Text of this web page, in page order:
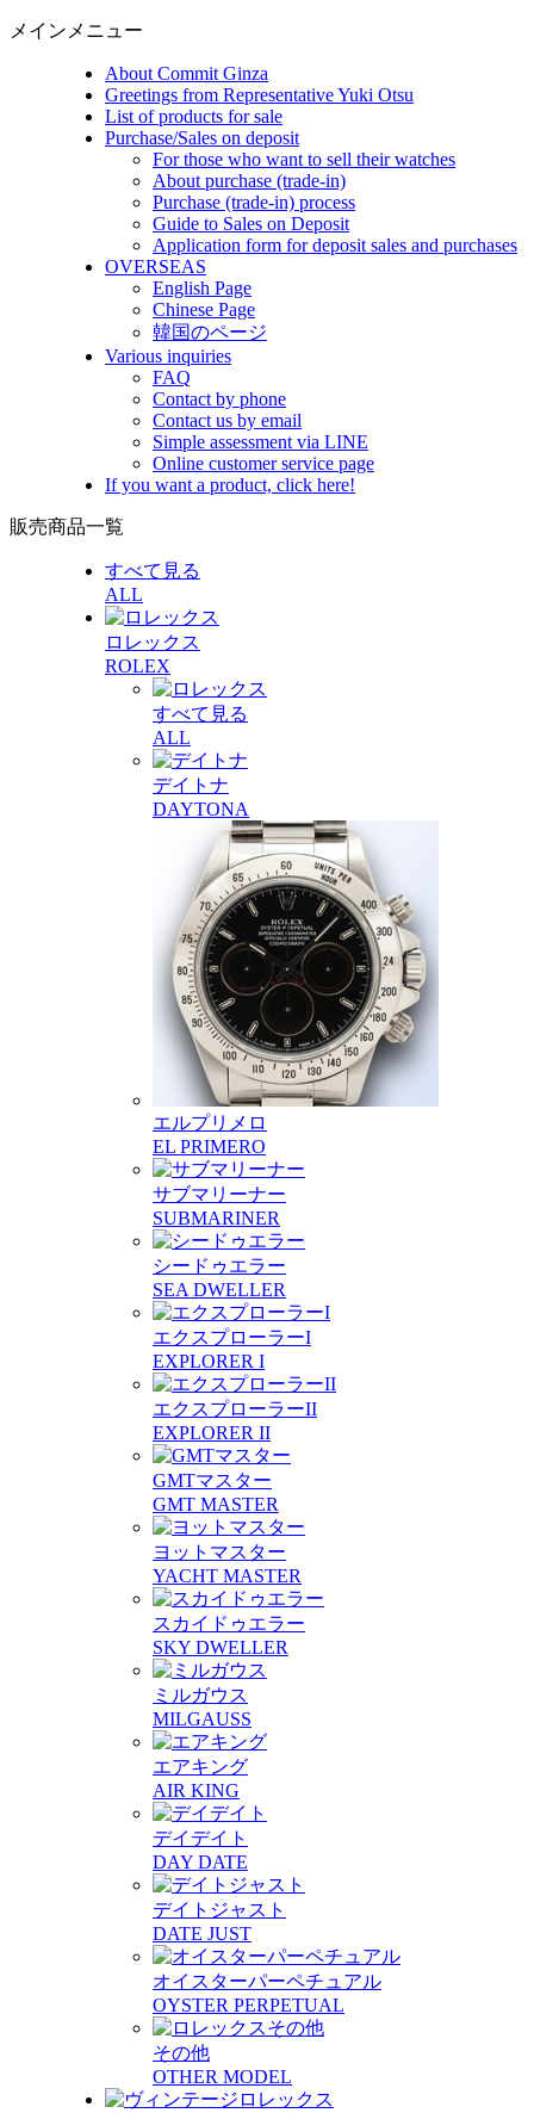
メインメニュー
About Commit Ginza
Greetings from Representative Yuki Otsu
List of products for sale
Purchase/Sales on deposit
For those who want to sell their watches
About purchase (trade-in)
Purchase (trade-in) process
Guide to Sales on Deposit
Application form for deposit sales and purchases
OVERSEAS
English Page
Chinese Page
韓国のページ
Various inquiries
FAQ
Contact by phone
Contact us by email
Simple assessment via LINE
Online customer service page
If you want a product, click here!
販売商品一覧
すべて見る
ALL
ロレックス
ROLEX
すべて見る
ALL
デイトナ
DAYTONA
エルプリメロ
EL PRIMERO
サブマリーナー
SUBMARINER
シードゥエラー
SEA DWELLER
エクスプローラーI
EXPLORER I
エクスプローラーII
EXPLORER II
GMTマスター
GMT MASTER
ヨットマスター
YACHT MASTER
スカイドゥエラー
SKY DWELLER
ミルガウス
MILGAUSS
エアキング
AIR KING
デイデイト
DAY DATE
デイトジャスト
DATE JUST
オイスターパーペチュアル
OYSTER PERPETUAL
その他
OTHER MODEL